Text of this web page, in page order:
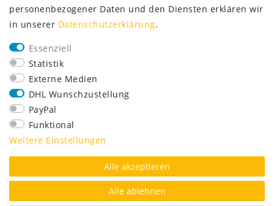
SERVICE
Lieferung nur 2,95 €
Rücksendung kostenfrei
14 Tage Rückgaberecht
Kurze Lieferzeit
FOLGE UNS
personenbezogener Daten und den Diensten erklären wir
in unserer Daten­schutz­erklärung.
Essenziell
Statistik
Externe Medien
DHL Wunschzustellung
PayPal
Funktional
Weitere Einstellungen
Alle akzeptieren
Alle ablehnen